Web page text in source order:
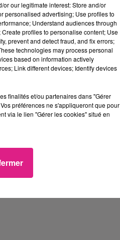
our legitimate interest: Store and/or
personalised advertising; Use profiles to
Understand audiences through
profiles to personalise content; Use
prevent and detect fraud, and fix errors;
technologies may process personal
based on information actively
Link different devices; Identify devices
finalités et/ou partenaires dans "Gérer
préférences ne s'appliqueront que pour
via le lien "Gérer les cookies" situé en